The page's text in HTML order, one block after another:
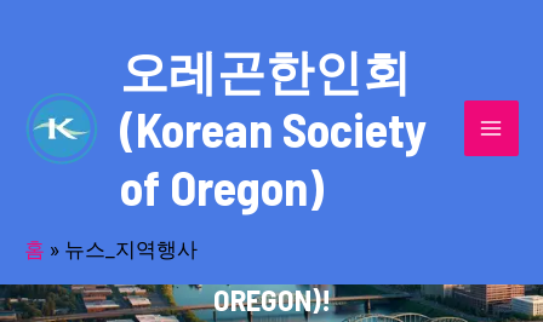
오레곤한인회
(Korean Society
of Oregon)
홈 » 뉴스_지역행사
반세기의 세월을 품고 동포사회를 섬겨온
오레곤한인회(KOREAN SOCIETY OF
OREGON)!